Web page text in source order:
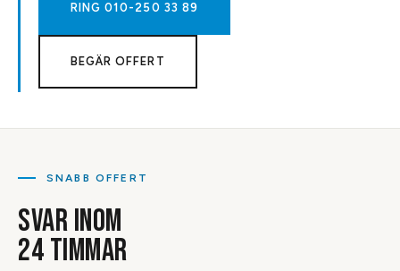
RING010-250 33 89
BEGÄR OFFERT
SNABB OFFERT
SVAR INOM
24 TIMMAR